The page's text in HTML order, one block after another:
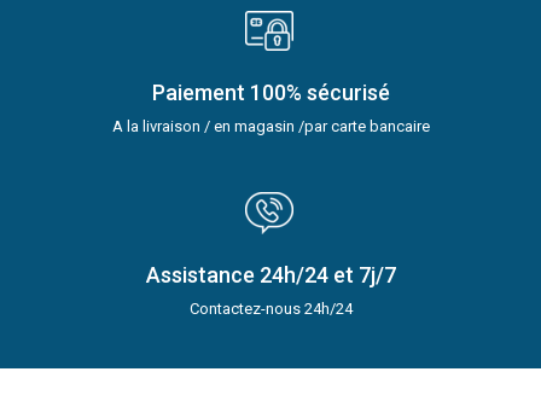
Paiement 100% sécurisé
A la livraison / en magasin /par carte bancaire
Assistance 24h/24 et 7j/7
Contactez-nous 24h/24